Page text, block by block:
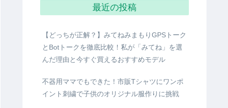
最近の投稿
【どっちが正解？】みてねみまもりGPSトーク
とBotトークを徹底比較！私が「みてね」を選
んだ理由と今すぐ買えるおすすめモデル
不器用ママでもできた！市販Tシャツにワンポ
イント刺繍で子供のオリジナル服作りに挑戦